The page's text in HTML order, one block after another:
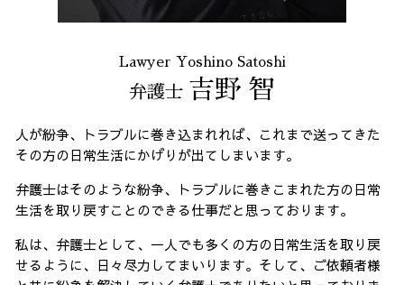
Lawyer Yoshino Satoshi
弁護士 吉野 智
人が紛争、トラブルに巻き込まれれば、これまで送ってきた
その方の日常生活にかげりが出てしまいます。
弁護士はそのような紛争、トラブルに巻きこまれた方の日常
生活を取り戻すことのできる仕事だと思っております。
私は、弁護士として、一人でも多くの方の日常生活を取り戻
せるように、日々尽力してまいります。そして、ご依頼者様